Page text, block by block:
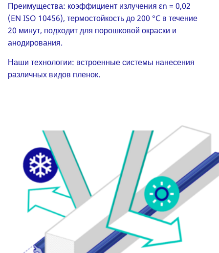
Преимущества: коэффициент излучения εn = 0,02
(EN ISO 10456), термостойкость до 200 °C в течение
20 минут, подходит для порошковой окраски и
анодирования.
Наши технологии: встроенные системы нанесения
различных видов пленок.